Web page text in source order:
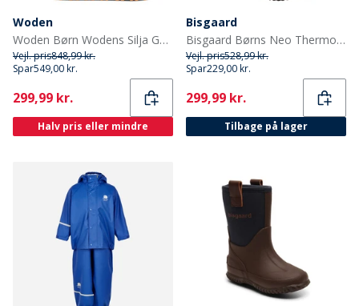
Woden
Woden Børn Wodens Silja Gummistøvler 295 Dark Olive
Vejl. pris848,99 kr.
Spar549,00 kr.
Current
299,99 kr.
Halv pris eller mindre
Bisgaard
Bisgaard Børns Neo Thermo Gummistøvler Sort
Vejl. pris528,99 kr.
Spar229,00 kr.
Current
299,99 kr.
Tilbage på lager